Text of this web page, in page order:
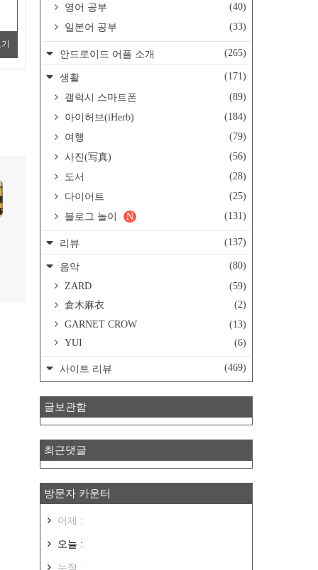
영어 공부
(40)
일본어 공부
(33)
안드로이드 어플 소개 (265)
생활
(171)
갤럭시 스마트폰
(89)
아이허브(iHerb)
(184)
여행
(79)
사진(写真)
(56)
도서
(28)
다이어트
(25)
블로그 놀이
(131)
N
리뷰 (137)
음악
(80)
ZARD
(59)
倉木麻衣
(2)
GARNET CROW
(13)
YUI
(6)
사이트 리뷰 (469)
글보관함
최근댓글
방문자 카운터
어제 :
오늘 :
누적 :